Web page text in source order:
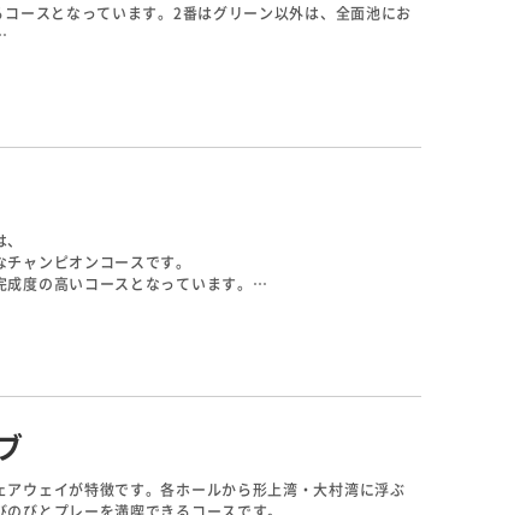
ースとなっています。2番はグリーン以外は、全面池にお
、それに連なる山並みが美しいホールで、景観と戦略性を
ャンピオンコースです。
度の高いコースとなっています。
。
、ゴルフの味わい深さを知ることができるでしょう。
ウェイが特徴です。各ホールから形上湾・大村湾に浮ぶ
びとプレーを満喫できるコースです。